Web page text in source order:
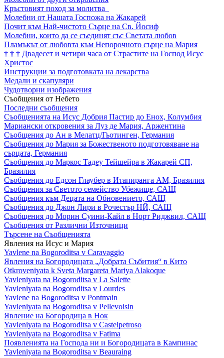
Кръстовият поход за молитва
Молебни от Нашата Госпожа на Жакарей
Почит към Най-чистото Сърце на Св. Йосиф
Молебни, които да се съединят със Светата любов
Пламъкът от любовта към Непорочното сърце на Мария
† † † Двадесет и четири часа от Страстите на Господ Исус
Христос
Инструкции за подготовката на лекарства
Медали и скапуляри
Чудотворни изображения
Съобщения от Небето
Последни съобщения
Съобщенията на Исус Добрия Пастир до Енох, Колумбия
Мариански откровения за Луз де Мария, Аржентина
Съобщения до Ан в Мелатц/Гьотинген, Германия
Съобщения до Мария за Божественото подготовяване на
сърцата, Германия
Съобщения до Маркос Тадеу Тейшейра в Жакарей СП,
Бразилия
Съобщения до Едсон Глаубер в Итапиранга АМ, Бразилия
Съобщения за Светото семейство Убежище, САЩ
Съобщения към Децата на Обновението, САЩ
Съобщения до Джон Лири в Рочестър НЙ, САЩ
Съобщения до Морин Суини-Кайл в Норт Риджвил, САЩ
Съобщения от Различни Източници
Търсене на Съобщенията
Явления на Исус и Мария
Yavlene na Bogoroditsa v Caravaggio
Явления на Богородицата „Добрата Събития“ в Кито
Otkroveniyata k Sveta Margareta Mariya Alakoque
Yavleniyata na Bogoroditsa v La Salette
Yavleniyata na Bogoroditsa v Lourdes
Yavlene na Bogoroditsa v Pontmain
Yavleniyata na Bogoroditsa v Pellevoisin
Явление на Богородица в Нок
Yavleniyata na Bogoroditsa v Castelpetroso
Yavleniyata na Bogoroditsa v Fatima
Появленията на Господа ни и Богородицата в Кампинас
Yavleniyata na Bogoroditsa v Beauraing